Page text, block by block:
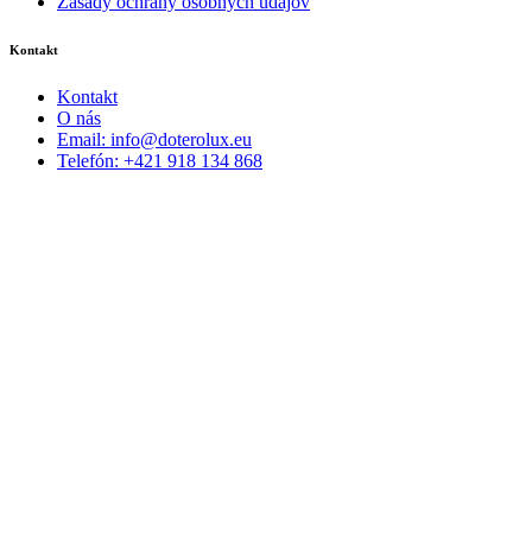
Kontakt
Kontakt
O nás
Email: info@doterolux.eu
Telefón: +421 918 134 868